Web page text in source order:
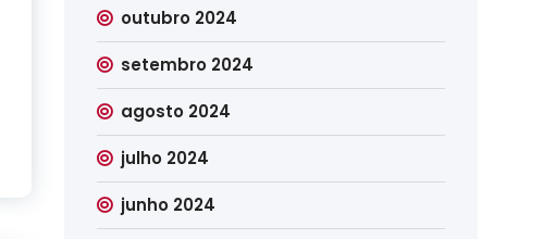
outubro 2024
setembro 2024
agosto 2024
julho 2024
junho 2024